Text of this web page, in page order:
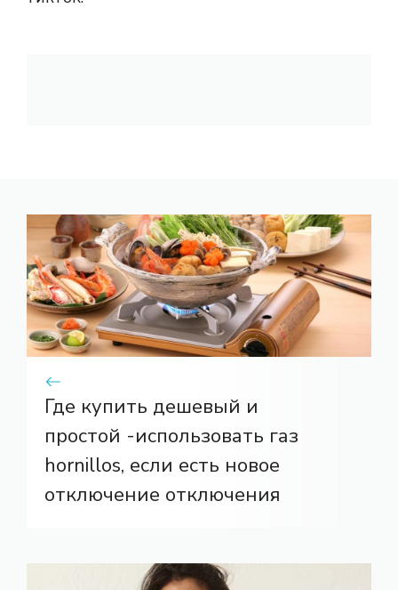
Где купить дешевый и
простой -использовать газ
hornillos, если есть новое
отключение отключения